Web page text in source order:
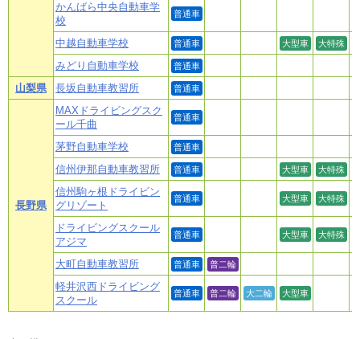
かんばら中央自動車学
校
普通車
中越自動車学校 普通車 大型車 大特殊
みどり自動車学校 普通車
山梨県 長坂自動車教習所 普通車
長野県
MAXドライビングスク
ール千曲
普通車
茅野自動車学校 普通車
信州伊那自動車教習所 普通車 大型車 大特殊
信州駒ヶ根ドライビン
グリゾート
普通車 大型車 大特殊
ドライビングスクール
アジマ
普通車 大型車 大特殊
大町自動車教習所 普通車 普二輪
軽井沢西ドライビング
スクール
普通車 普二輪 大二輪 大型車